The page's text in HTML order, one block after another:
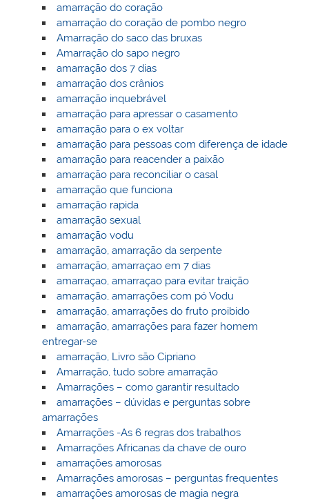
amarração do coração
amarração do coração de pombo negro
Amarração do saco das bruxas
Amarração do sapo negro
amarração dos 7 dias
amarração dos crânios
amarração inquebrável
amarração para apressar o casamento
amarração para o ex voltar
amarração para pessoas com diferença de idade
amarração para reacender a paixão
amarração para reconciliar o casal
amarração que funciona
amarração rapida
amarração sexual
amarração vodu
amarração, amarração da serpente
amarração, amarraçao em 7 dias
amarraçao, amarraçao para evitar traição
amarração, amarrações com pó Vodu
amarração, amarrações do fruto proibido
amarração, amarrações para fazer homem
entregar-se
amarração, Livro são Cipriano
Amarração, tudo sobre amarração
Amarrações – como garantir resultado
amarrações – dúvidas e perguntas sobre
amarrações
Amarrações -As 6 regras dos trabalhos
Amarrações Africanas da chave de ouro
amarrações amorosas
Amarrações amorosas – perguntas frequentes
amarrações amorosas de magia negra